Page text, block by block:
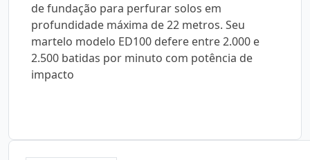
de fundação para perfurar solos em
profundidade máxima de 22 metros. Seu
martelo modelo ED100 defere entre 2.000 e
2.500 batidas por minuto com potência de
impacto